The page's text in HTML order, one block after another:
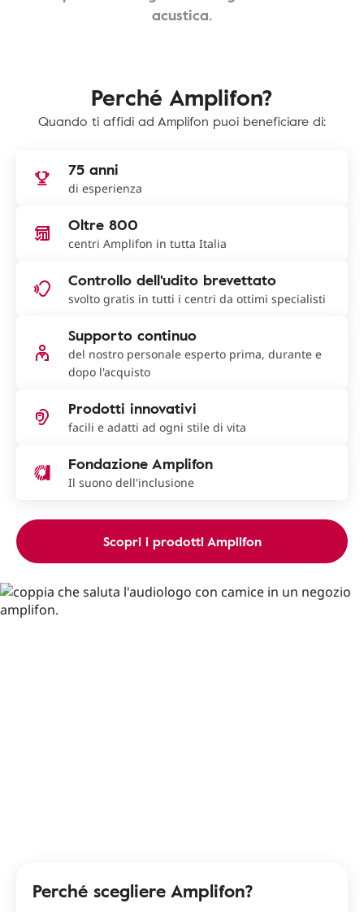
acustica.
Perché Amplifon?
Quando ti affidi ad Amplifon puoi beneficiare di:
75 anni
di esperienza
Oltre 800
centri Amplifon in tutta Italia
Controllo dell'udito brevettato
svolto gratis in tutti i centri da ottimi specialisti
Supporto continuo
del nostro personale esperto prima, durante e
dopo l'acquisto
Prodotti innovativi
facili e adatti ad ogni stile di vita
Fondazione Amplifon
Il suono dell'inclusione
Scopri i prodotti Amplifon
Perché scegliere Amplifon?